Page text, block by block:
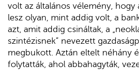
volt az általános vélemény, hogy
lesz olyan, mint addig volt, a
azt, amit addig csináltak, a
szintézisnek” nevezett
megbukott. Aztán eltelt néhány
folytatták, ahol abbahagyták,